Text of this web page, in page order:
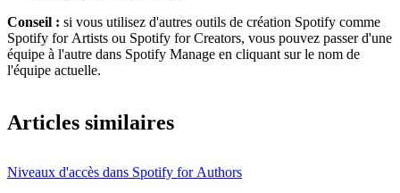
Conseil : si vous utilisez d'autres outils de création Spotify comme
Spotify for Artists ou Spotify for Creators, vous pouvez passer d'une
équipe à l'autre dans Spotify Manage en cliquant sur le nom de
l'équipe actuelle.
Articles similaires
Niveaux d'accès dans Spotify for Authors